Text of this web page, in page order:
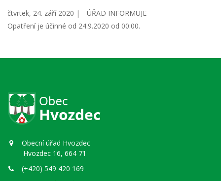
čtvrtek, 24. září 2020 |
ÚŘAD INFORMUJE
Opatření je účinné od 24.9.2020 od 00:00.
Obecní úřad Hvozdec
Hvozdec 16, 664 71
(+420) 549 420 169